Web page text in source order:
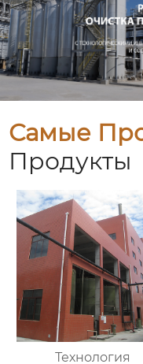
Самые
Продукты
Технология